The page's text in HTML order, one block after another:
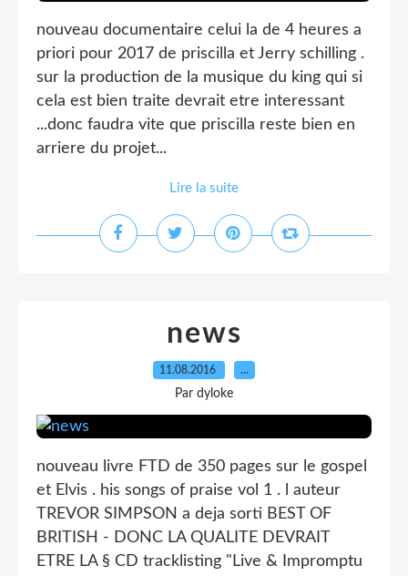
nouveau documentaire celui la de 4 heures a
priori pour 2017 de priscilla et Jerry schilling .
sur la production de la musique du king qui si
cela est bien traite devrait etre interessant
...donc faudra vite que priscilla reste bien en
arriere du projet...
Lire la suite
news
11.08.2016 …
Par dyloke
nouveau livre FTD de 350 pages sur le gospel
et Elvis . his songs of praise vol 1 . l auteur
TREVOR SIMPSON a deja sorti BEST OF
BRITISH - DONC LA QUALITE DEVRAIT
ETRE LA § CD tracklisting "Live & Impromptu